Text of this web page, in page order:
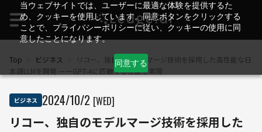
当ウェブサイトでは、ユーザーに最適な体験を提供するた
め、クッキーを使用しています。同意ボタンをクリックする
ことで、プライバシーポリシーに従い、クッキーの使用に同
意したことになります。
同意する
Top ビジネス
リコー、独自のモデルマージ技術を採用した高性能な日
本語LLMを開発 ーーGPT-4に匹敵する性能を実現
ビジネス 2024/10/2 [WED]
リコー、独自のモデルマージ技術を採用した